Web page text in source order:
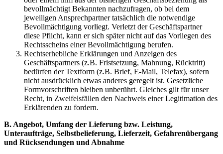
bevollmächtigt Bekannten nachzufragen, ob bei dem
jeweiligen Ansprechpartner tatsächlich die notwendige
Bevollmächtigung vorliegt. Verletzt der Geschäftspartner
diese Pflicht, kann er sich später nicht auf das Vorliegen des
Rechtsscheins einer Bevollmächtigung berufen.
Rechtserhebliche Erklärungen und Anzeigen des
Geschäftspartners (z.B. Fristsetzung, Mahnung, Rücktritt)
bedürfen der Textform (z.B. Brief, E-Mail, Telefax), sofern
nicht ausdrücklich etwas anderes geregelt ist. Gesetzliche
Formvorschriften bleiben unberührt. Gleiches gilt für unser
Recht, in Zweifelsfällen den Nachweis einer Legitimation des
Erklärenden zu fordern.
B. Angebot, Umfang der Lieferung bzw. Leistung,
Unteraufträge, Selbstbelieferung, Lieferzeit, Gefahrenübergang
und Rücksendungen und Abnahme